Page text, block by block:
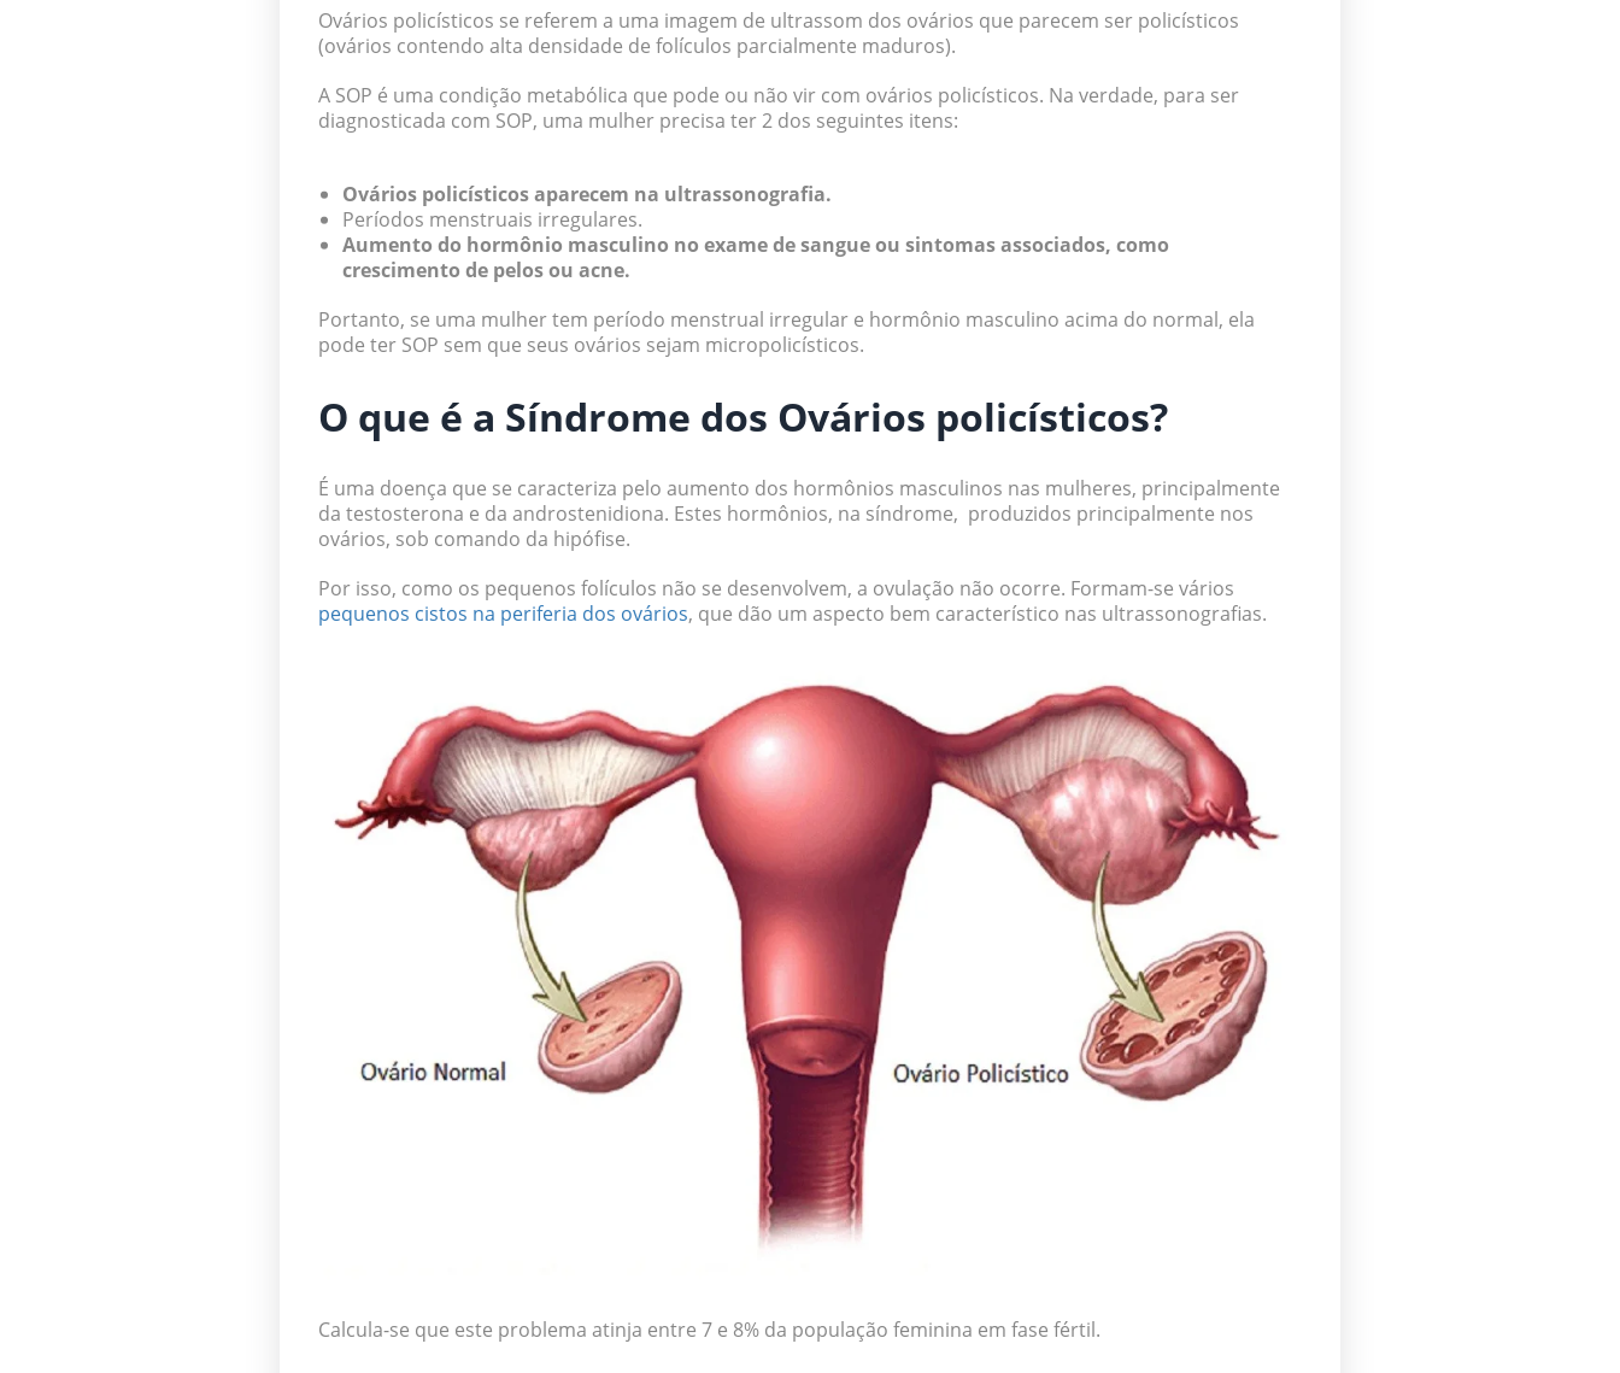
Ovários policísticos se referem a uma imagem de ultrassom dos ovários que parecem ser policísticos
(ovários contendo alta densidade de folículos parcialmente maduros).
A SOP é uma condição metabólica que pode ou não vir com ovários policísticos. Na verdade, para ser
diagnosticada com SOP, uma mulher precisa ter 2 dos seguintes itens:
Ovários policísticos aparecem na ultrassonografia.
Períodos menstruais irregulares.
Aumento do hormônio masculino no exame de sangue ou sintomas associados, como
crescimento de pelos ou acne.
Portanto, se uma mulher tem período menstrual irregular e hormônio masculino acima do normal, ela
pode ter SOP sem que seus ovários sejam micropolicísticos.
O que é a Síndrome dos Ovários policísticos?
É uma doença que se caracteriza pelo aumento dos hormônios masculinos nas mulheres, principalmente
da testosterona e da androstenidiona. Estes hormônios, na síndrome, produzidos principalmente nos
ovários, sob comando da hipófise.
Por isso, como os pequenos folículos não se desenvolvem, a ovulação não ocorre. Formam-se vários
pequenos cistos na periferia dos ovários, que dão um aspecto bem característico nas ultrassonografias.
Calcula-se que este problema atinja entre 7 e 8% da população feminina em fase fértil.